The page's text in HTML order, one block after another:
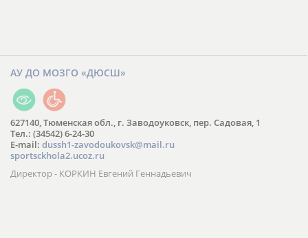
АУ ДО МОЗГО «ДЮСШ»
627140, Тюменская обл., г. Заводоуковск, пер. Садовая, 1
Тел.: (34542) 6-24-30
​E-mail: dussh1-zavodoukovsk@mail.ru
sportsckhola2.ucoz.ru
Директор - КОРКИН Евгений Геннадьевич